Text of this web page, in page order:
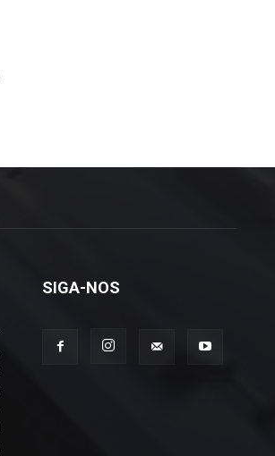
SIGA-NOS